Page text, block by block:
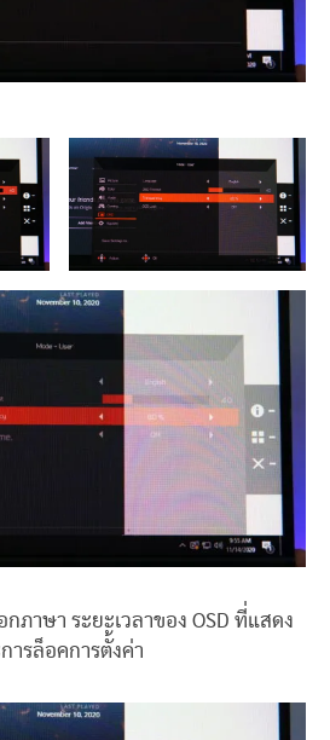
กภาษา ระยะเวลาของ OSD ที่แสดง
ารล็อคการตั้งค่า